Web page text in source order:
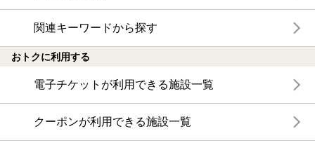
関連キーワードから探す
おトクに利用する
電子チケットが利用できる施設一覧
クーポンが利用できる施設一覧